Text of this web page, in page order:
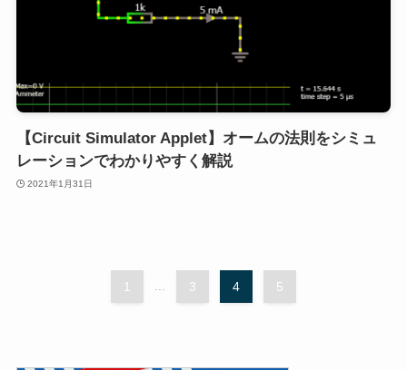
【Circuit Simulator Applet】オームの法則をシミュ
レーションでわかりやすく解説
2021年1月31日
1 ... 3 4 5